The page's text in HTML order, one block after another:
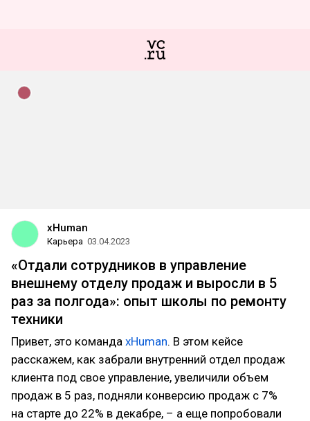
xHuman
Карьера 03.04.2023
«Отдали сотрудников в управление
внешнему отделу продаж и выросли в 5
раз за полгода»: опыт школы по ремонту
техники
Привет, это команда xHuman. В этом кейсе
расскажем, как забрали внутренний отдел продаж
клиента под свое управление, увеличили объем
продаж в 5 раз, подняли конверсию продаж с 7%
на старте до 22% в декабре, – а еще попробовали